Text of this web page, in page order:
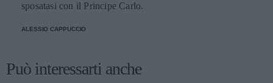
sposatasi con il Principe Carlo.
ALESSIO CAPPUCCIO
Può interessarti anche